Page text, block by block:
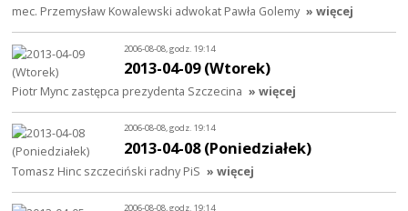
mec. Przemysław Kowalewski adwokat Pawła Golemy » więcej
2006-08-08, godz. 19:14
2013-04-09 (Wtorek)
Piotr Mync zastępca prezydenta Szczecina » więcej
2006-08-08, godz. 19:14
2013-04-08 (Poniedziałek)
Tomasz Hinc szczeciński radny PiS » więcej
2006-08-08, godz. 19:14